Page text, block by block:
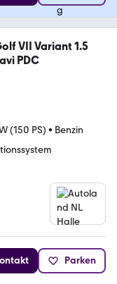
VII Variant 1.5
PDC
(150 PS) • Benzin
Parken